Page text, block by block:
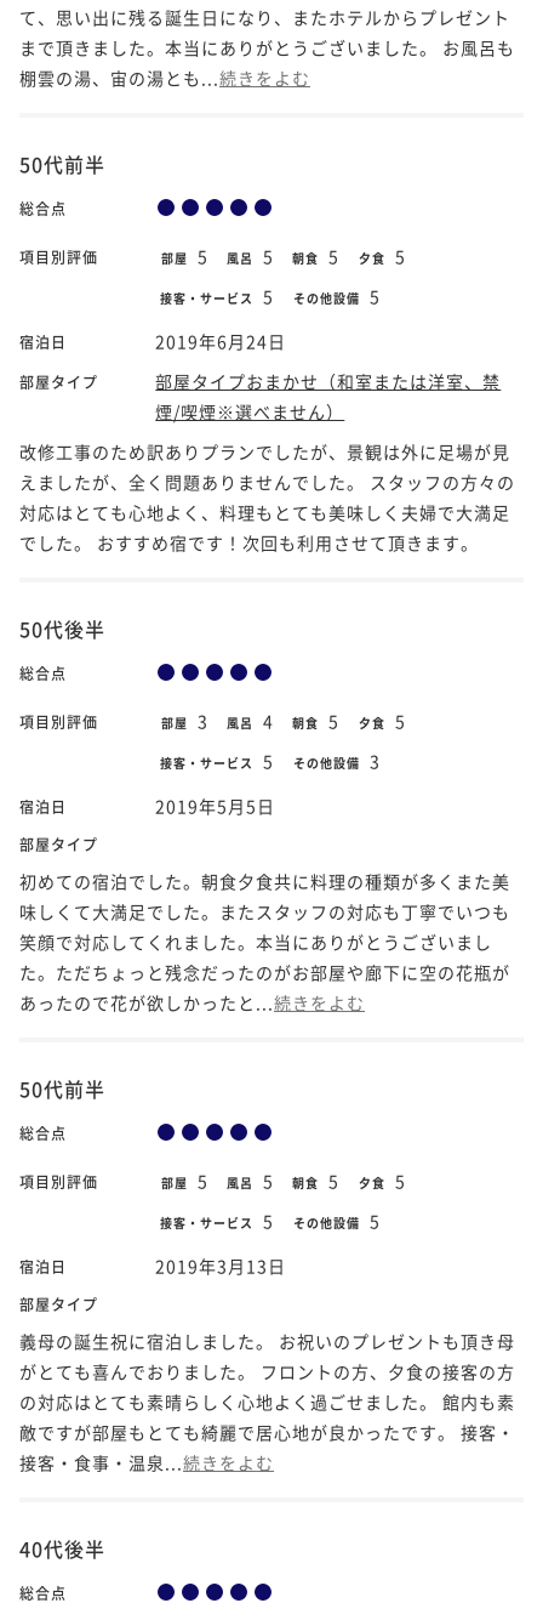
て、思い出に残る誕生日になり、またホテルからプレゼント
まで頂きました。本当にありがとうございました。 お風呂も
棚雲の湯、宙の湯とも... 続きをよむ
50代前半
総合点
項目別評価 部屋 5 風呂 5 朝食 5 夕食 5
接客・サービス 5 その他設備 5
宿泊日 2019年6月24日
部屋タイプ
部屋タイプおまかせ（和室または洋室、禁
煙/喫煙※選べません）
改修工事のため訳ありプランでしたが、景観は外に足場が見
えましたが、全く問題ありませんでした。 スタッフの方々の
対応はとても心地よく、料理もとても美味しく夫婦で大満足
でした。 おすすめ宿です！次回も利用させて頂きます。
50代後半
総合点
項目別評価 部屋 3 風呂 4 朝食 5 夕食 5
接客・サービス 5 その他設備 3
宿泊日 2019年5月5日
部屋タイプ
初めての宿泊でした。朝食夕食共に料理の種類が多くまた美
味しくて大満足でした。またスタッフの対応も丁寧でいつも
笑顔で対応してくれました。本当にありがとうございまし
た。ただちょっと残念だったのがお部屋や廊下に空の花瓶が
あったので花が欲しかったと... 続きをよむ
50代前半
総合点
項目別評価 部屋 5 風呂 5 朝食 5 夕食 5
接客・サービス 5 その他設備 5
宿泊日 2019年3月13日
部屋タイプ
義母の誕生祝に宿泊しました。 お祝いのプレゼントも頂き母
がとても喜んでおりました。 フロントの方、夕食の接客の方
の対応はとても素晴らしく心地よく過ごせました。 館内も素
敵ですが部屋もとても綺麗で居心地が良かったです。 接客・
接客・食事・温泉... 続きをよむ
40代後半
総合点